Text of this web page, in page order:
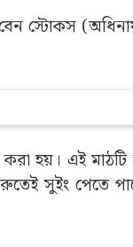
স্টোকস
করা হয়। এই
সুইং পেতে